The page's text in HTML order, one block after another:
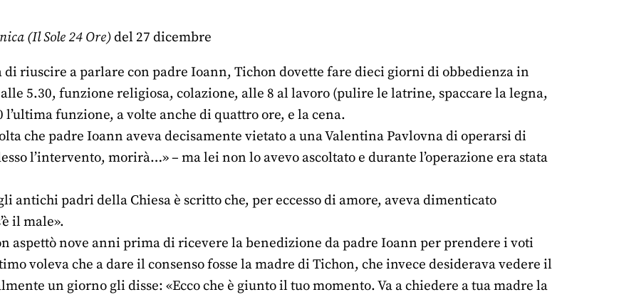
(Il Sole 24 Ore)del 27 dicembre
di riuscire a parlare con padre Ioann, Tichon dovette fare dieci giorni di obbedienza in
5.30, funzione religiosa, colazione, alle 8 al lavoro (pulire le latrine, spaccare la legna,
l’ultima funzione, a volte anche di quattro ore, e la cena.
che padre Ioann aveva decisamente vietato a una Valentina Pavlovna di operarsi di
l’intervento, morirà…» – ma lei non lo avevo ascoltato e durante l’operazione era stata
antichi padri della Chiesa è scritto che, per eccesso di amore, aveva dimenticato
il male».
aspettò nove anni prima di ricevere la benedizione da padre Ioann per prendere i voti
voleva che a dare il consenso fosse la madre di Tichon, che invece desiderava vedere il
un giorno gli disse: «Ecco che è giunto il tuo momento. Va a chiedere a tua madre la